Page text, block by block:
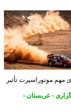
موتوراسپرت تأثیر
- عربستان-